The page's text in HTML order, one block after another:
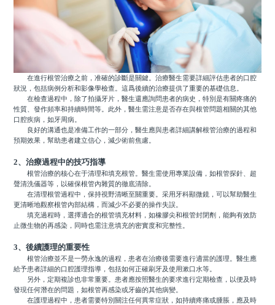
在進行根管治療之前，准確的診斷是關鍵。治療醫生需要詳細評估患者的口腔
狀況，包括病例分析和影像學檢查。這爲後續的治療提供了重要的基礎信息。
在檢查過程中，除了拍攝牙片，醫生還應詢問患者的病史，特別是有關疼痛的
性質、發作頻率和持續時間等。此外，醫生需注意是否存在與根管問題相關的其他
口腔疾病，如牙周病。
良好的溝通也是准備工作的一部分，醫生應與患者詳細講解根管治療的過程和
預期效果，幫助患者建立信心，減少術前焦慮。
2、治療過程中的技巧指導
根管治療的核心在于清理和填充根管。醫生需使用專業設備，如根管探針、超
聲清洗儀器等，以確保根管內雜質的徹底清除。
在清理根管過程中，保持視野清晰至關重要。采用牙科顯微鏡，可以幫助醫生
更清晰地觀察根管內部結構，而減少不必要的操作失誤。
填充過程時，選擇適合的根管填充材料，如橡膠尖和根管封閉劑，能夠有效防
止微生物的再感染，同時也需注意填充的密實度和完整性。
3、後續護理的重要性
根管治療並不是一勞永逸的過程，患者在治療後需要進行適當的護理。醫生應
給予患者詳細的口腔護理指導，包括如何正確刷牙及使用漱口水等。
另外，定期複診也非常重要。患者應按照醫生的要求進行定期檢查，以便及時
發現任何潛在的問題，如根管再感染或牙齒的其他病變。
在護理過程中，患者需要特別關注任何異常症狀，如持續疼痛或腫脹，應及時